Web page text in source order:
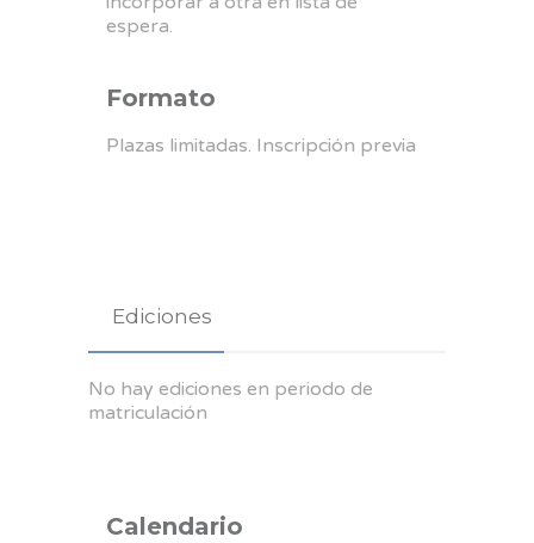
espera.
Formato
Plazas limitadas. Inscripción previa
Ediciones
No hay ediciones en periodo de
matriculación
Calendario